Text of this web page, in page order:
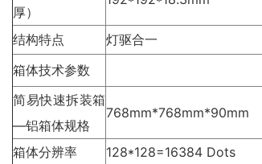
厚）
结构特点 灯驱合一
箱体技术参数
简易快速拆装箱
—铝箱体规格
768mm*768mm*90mm
箱体分辨率
128*128=16384 Dots